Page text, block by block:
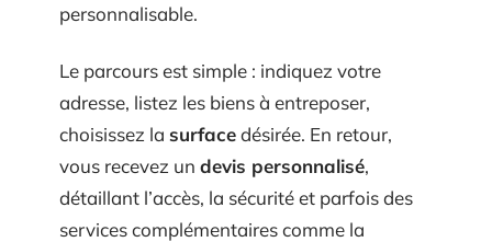
personnalisable.
Le parcours est simple : indiquez votre
adresse, listez les biens à entreposer,
choisissez la surfacedésirée. En retour,
vous recevez un devis personnalisé,
détaillant l’accès, la sécurité et parfois des
services complémentaires comme la